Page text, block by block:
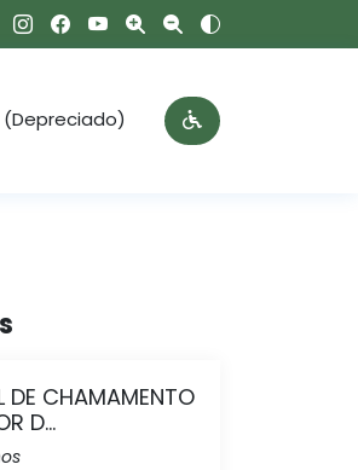
(Depreciado)
DE CHAMAMENTO
D...